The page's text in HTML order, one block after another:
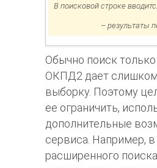
В поисковой строке
– результаты
Обычно поиск
ОКПД2 дает
выборку. Поэтому
ее ограничить,
дополнительные
сервиса. Например, в
расширенного